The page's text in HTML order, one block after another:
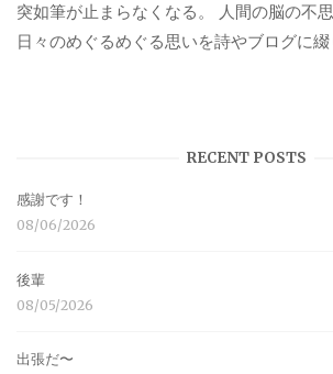
突如筆が止まらなくなる。 人間の脳の不
日々のめぐるめぐる思いを詩やブログに綴
RECENT POSTS
感謝です！
08/06/2026
後輩
08/05/2026
出張だ〜